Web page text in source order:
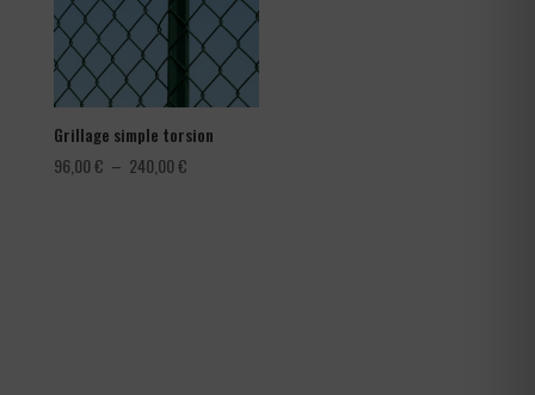
Grillage simple torsion
96,00€ – 240,00€Plage